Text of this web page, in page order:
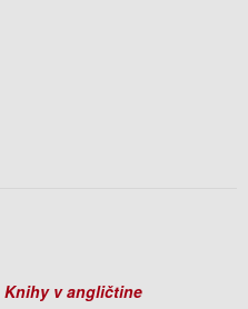
Knihy v angličtine